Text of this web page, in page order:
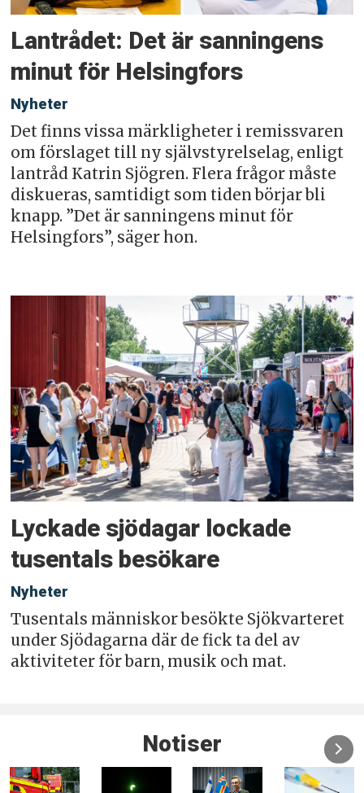
Lantrådet: Det är sanningens
minut för Helsingfors
Nyheter
Det finns vissa märkligheter i remissvaren
om förslaget till ny självstyrelselag, enligt
lantråd Katrin Sjögren. Flera frågor måste
diskueras, samtidigt som tiden börjar bli
knapp. ”Det är sanningens minut för
Helsingfors”, säger hon.
Lyckade sjödagar lockade
tusentals besökare
Nyheter
Tusentals människor besökte Sjökvarteret
under Sjödagarna där de fick ta del av
aktiviteter för barn, musik och mat.
Notiser